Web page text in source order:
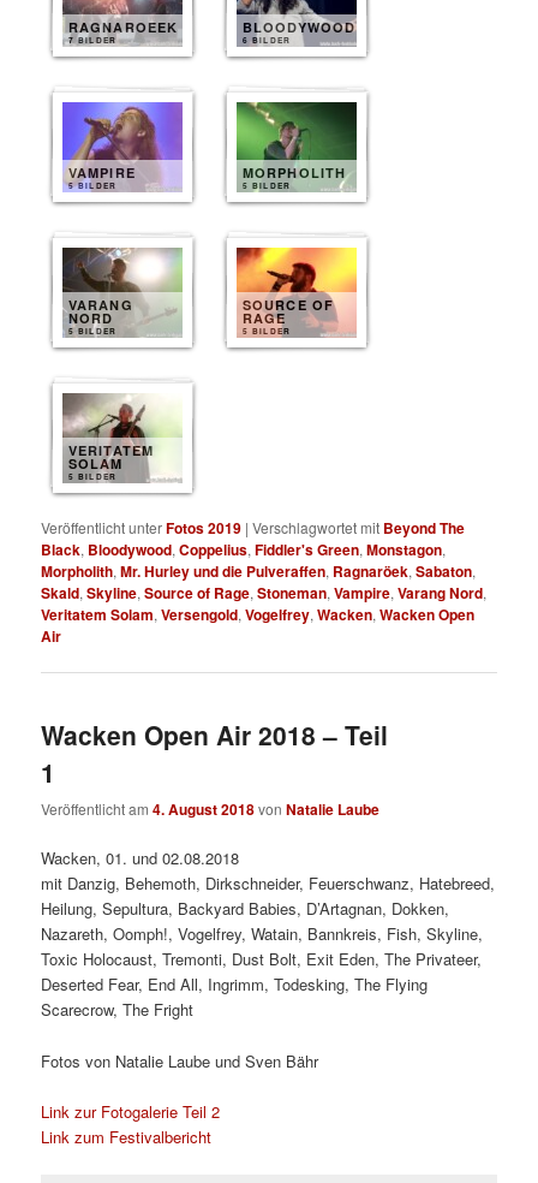
RAGNAROEEK
7 BILDER
BLOODYWOOD
6 BILDER
VAMPIRE
5 BILDER
MORPHOLITH
5 BILDER
VARANG
NORD
5 BILDER
SOURCE OF
RAGE
5 BILDER
VERITATEM
SOLAM
5 BILDER
Veröffentlicht unterFotos 2019 |Verschlagwortet mit Beyond The
Black, Bloodywood,Coppelius,Fiddler's Green,Monstagon,
Morpholith,Mr. Hurley und die Pulveraffen, Ragnaröek,Sabaton,
Skald,Skyline,Source of Rage,Stoneman,Vampire,Varang Nord,
Veritatem Solam,Versengold,Vogelfrey,Wacken,Wacken Open
Air
Wacken Open Air 2018 – Teil
1
Veröffentlicht am4. August 2018vonNatalie Laube
Wacken, 01. und 02.08.2018
mit Danzig, Behemoth, Dirkschneider, Feuerschwanz, Hatebreed,
Heilung, Sepultura, Backyard Babies, D’Artagnan, Dokken,
Nazareth, Oomph!, Vogelfrey, Watain, Bannkreis, Fish, Skyline,
Toxic Holocaust, Tremonti, Dust Bolt, Exit Eden, The Privateer,
Deserted Fear, End All, Ingrimm, Todesking, The Flying
Scarecrow, The Fright
Fotos von Natalie Laube und Sven Bähr
Link zur Fotogalerie Teil 2
Link zum Festivalbericht